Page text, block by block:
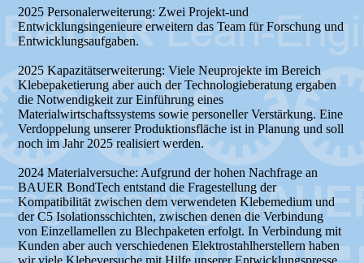
2025 Personalerweiterung: Zwei Projekt-und
Entwicklungsingenieure erweitern das Team für Forschung und
Entwicklungsaufgaben.
2025 Kapazitätserweiterung: Viele Neuprojekte im Bereich
Klebepaketierung aber auch der Technologieberatung ergaben
die Notwendigkeit zur Einführung eines
Materialwirtschaftssystems sowie personeller Verstärkung. Eine
Verdoppelung unserer Produktionsfläche ist in Planung und soll
noch im Jahr 2025 realisiert werden.
2024 Materialversuche: Aufgrund der hohen Nachfrage an
BAUER BondTech entstand die Fragestellung der
Kompatibilität zwischen dem verwendeten Klebemedium und
der C5 Isolationsschichten, zwischen denen die Verbindung
von Einzellamellen zu Blechpaketen erfolgt. In Verbindung mit
Kunden aber auch verschiedenen Elektrostahlherstellern haben
wir viele Klebeversuche mit Hilfe unserer Entwicklungspresse